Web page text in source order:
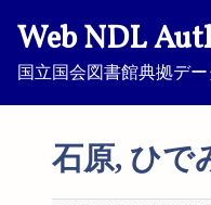
Web NDL
国立国会図書館典拠デ
石原, ひで